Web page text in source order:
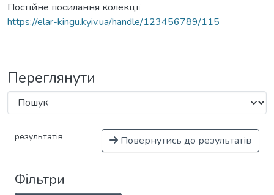
Постійне посилання колекції
https://elar-kingu.kyiv.ua/handle/123456789/115
Переглянути
результатів Повернутись до результатів
Фільтри